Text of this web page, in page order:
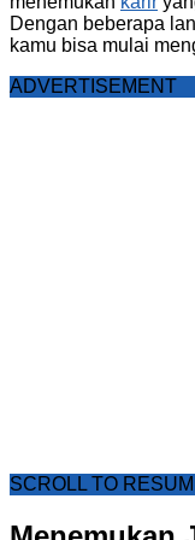
Dengan beberapa
kamu bisa mulai
ADVERTISEMENT
SCROLL TO